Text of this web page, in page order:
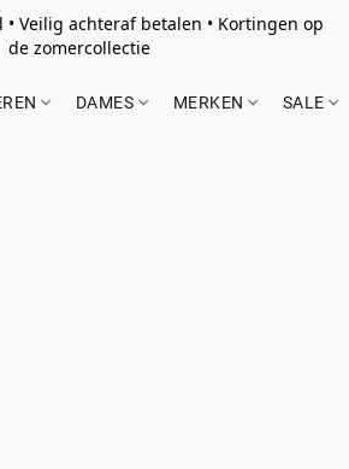
• Veilig achteraf betalen • Kortingen op
de zomercollectie
DAMES MERKEN SALE